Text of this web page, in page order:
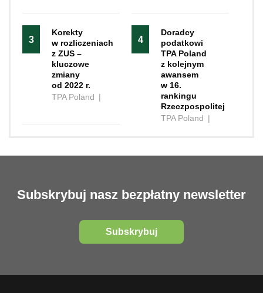
3
Korekty
w rozliczeniach
z ZUS –
kluczowe
zmiany
od 2022 r.
TPA Poland |
4
Doradcy
podatkowi
TPA Poland
z kolejnym
awansem
w 16.
rankingu
Rzeczpospolitej
TPA Poland |
Subskrybuj nasz bezpłatny newsletter
Subskrybuj